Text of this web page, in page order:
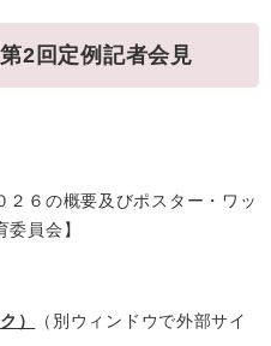
2回定例記者会見
２６の概要及びポスター・ワッ
員会】
）
（別ウィンドウで外部サイ